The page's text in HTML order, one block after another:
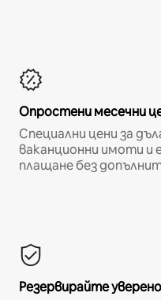
Опростени месечни
Специални цени за
ваканционни имоти и
плащане без
Резервирайте уверено